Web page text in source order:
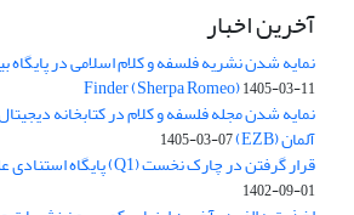
آخرین اخبار
Finder (Sherpa Romeo)1405-03-11
نمایه شدن مجله فلسفه و کلام در کتابخانه
آلمان (EZB) 1405-03-07
قرار گرفتن در چارک نخست (Q1) پایگاه استنادی علوم جهان اسلام (ISC)
1402-09-01